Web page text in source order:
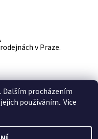
v Praze.
Dalším procházením
používáním.. Více